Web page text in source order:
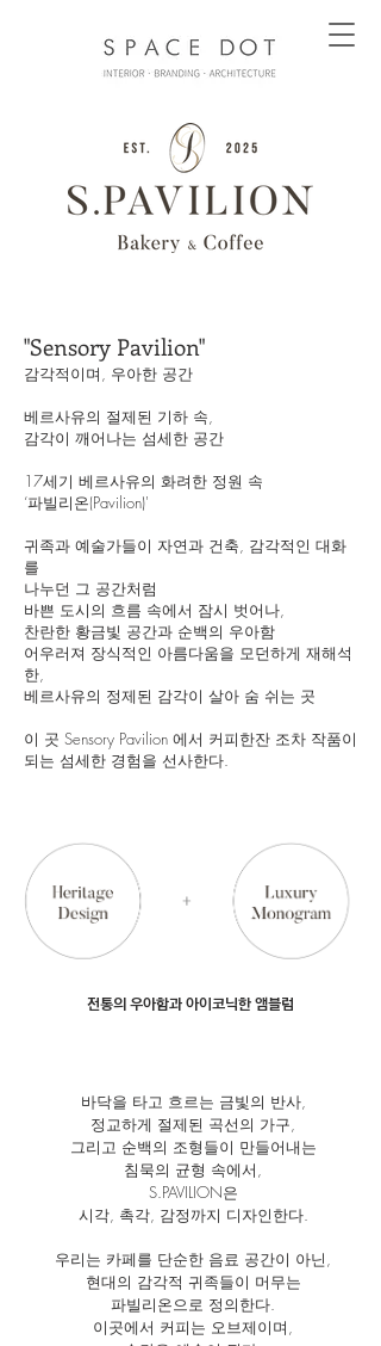
"Sensory Pavilion"
감각적이며, 우아한 공간
베르사유의 절제된 기하 속,
감각이 깨어나는 섬세한 공간
17세기 베르사유의 화려한 정원 속
‘파빌리온(Pavilion)'
귀족과 예술가들이 자연과 건축, 감각적인 대화
를
나누던 그 공간처럼
바쁜 도시의 흐름 속에서 잠시 벗어나,
찬란한 황금빛 공간과 순백의 우아함
어우러져 장식적인 아름다움을 모던하게 재해석
한,
베르사유의 정제된 감각이 살아 숨 쉬는 곳
이 곳 Sensory Pavilion 에서 커피한잔 조차 작품이
되는 섬세한 경험을 선사한다.
전통의 우아함과 아이코닉한 앰블럼
바닥을 타고 흐르는 금빛의 반사,
정교하게 절제된 곡선의 가구,
그리고 순백의 조형들이 만들어내는
침묵의 균형 속에서,
S.PAVILION은
시각, 촉각, 감정까지 디자인한다.
우리는 카페를 단순한 음료 공간이 아닌,
현대의 감각적 귀족들이 머무는
파빌리온으로 정의한다.
이곳에서 커피는 오브제이며,